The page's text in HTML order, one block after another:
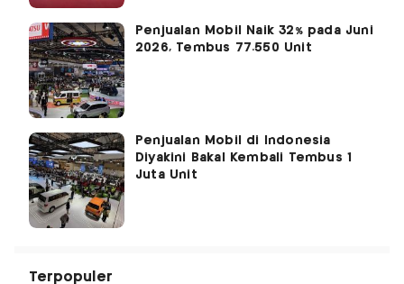
Penjualan Mobil Naik 32% pada Juni
2026, Tembus 77.550 Unit
Penjualan Mobil di Indonesia
Diyakini Bakal Kembali Tembus 1
Juta Unit
Terpopuler